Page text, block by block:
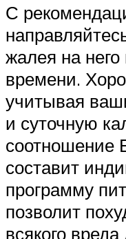
С
жалея на него
времени.
учитывая
и суточную
соотношение
составит
программу
позволит
всякого